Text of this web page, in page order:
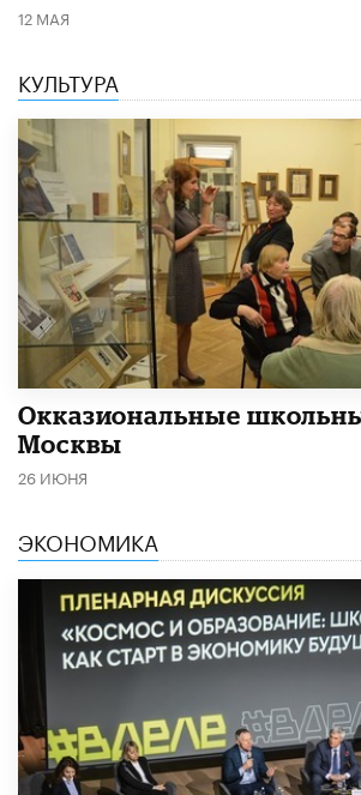
12 МАЯ
КУЛЬТУРА
​Окказиональные
Москвы
26 ИЮНЯ
ЭКОНОМИКА